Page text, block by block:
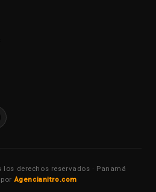
los derechos reservados · Panamá
Agencianitro.com